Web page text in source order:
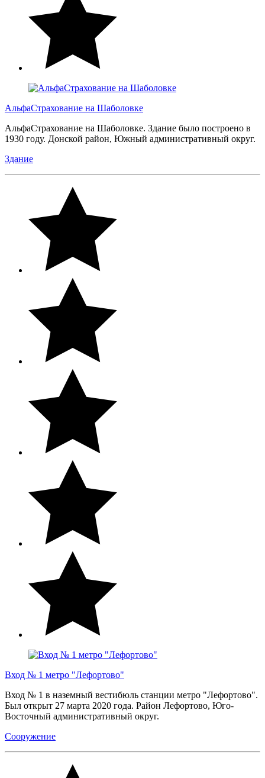
АльфаСтрахование на Шаболовке
АльфаСтрахование на Шаболовке. Здание было построено в
1930 году. Донской район, Южный административный округ.
Здание
Вход № 1 метро "Лефортово"
Вход № 1 в наземный вестибюль станции метро "Лефортово".
Был открыт 27 марта 2020 года. Район Лефортово, Юго-
Восточный административный округ.
Сооружение